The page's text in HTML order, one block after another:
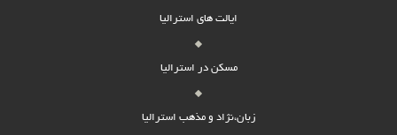
ایالت های استرالیا
مسکن در استرالیا
زبان،نژاد و مذهب استرالیا